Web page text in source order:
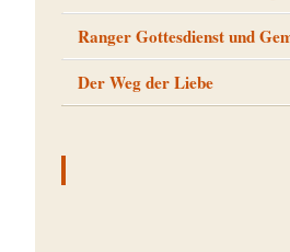
Ranger Gottesdienst und
Der Weg der Liebe